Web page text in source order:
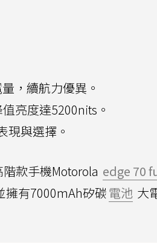
，續航力優異。
亮度達5200nits。
現與選擇。
階款手機Motorola edge 70
擁有7000mAh矽碳電池 大